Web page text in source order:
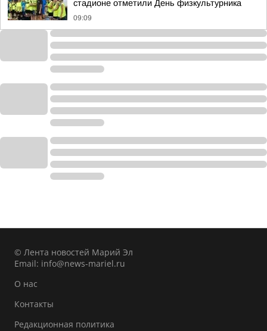
стадионе отметили День физкультурника
09:09
© Лента новостей Марий Эл
Email: info@news-mariel.ru
О нас
Контакты
Редакционная политика